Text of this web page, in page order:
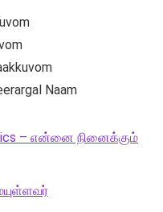
Naam
– என்னை நினைக்கும்